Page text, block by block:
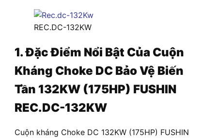
REC.DC-132KW
1. Đặc Điểm Nổi Bật Của Cuộn
Kháng Choke DC Bảo Vệ Biến
Tần 132KW (175HP) FUSHIN
REC.DC-132KW
Cuộn kháng Choke DC 132KW (175HP) FUSHIN